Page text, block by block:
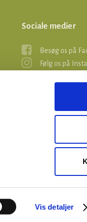
Vis detaljer
Sociale medier
Besøg os på
Følg os på